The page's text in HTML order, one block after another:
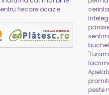
fiecare ocazie.
peste